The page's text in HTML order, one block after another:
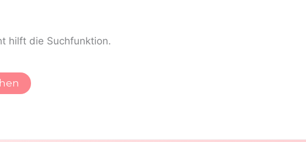
hilft die Suchfunktion.